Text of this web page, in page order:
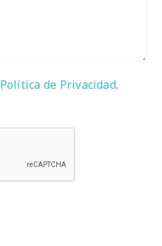
Política de Privacidad.